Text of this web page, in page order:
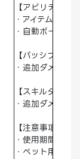
【アビリティ】
・アイテム自動
・自動ポーショ
【パッシブスキ
・追加ダメー
【スキルタイプ】
・追加ダメージ
【注意事項】
・使用期間：永
・ペット用大人